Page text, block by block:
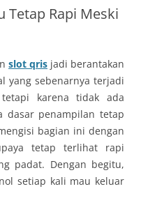
Tetap Rapi Meski
slot qris jadi berantakan
yang sebenarnya terjadi
karena tidak ada
dasar penampilan tetap
bagian ini dengan
tetap terlihat rapi
padat. Dengan begitu,
setiap kali mau keluar